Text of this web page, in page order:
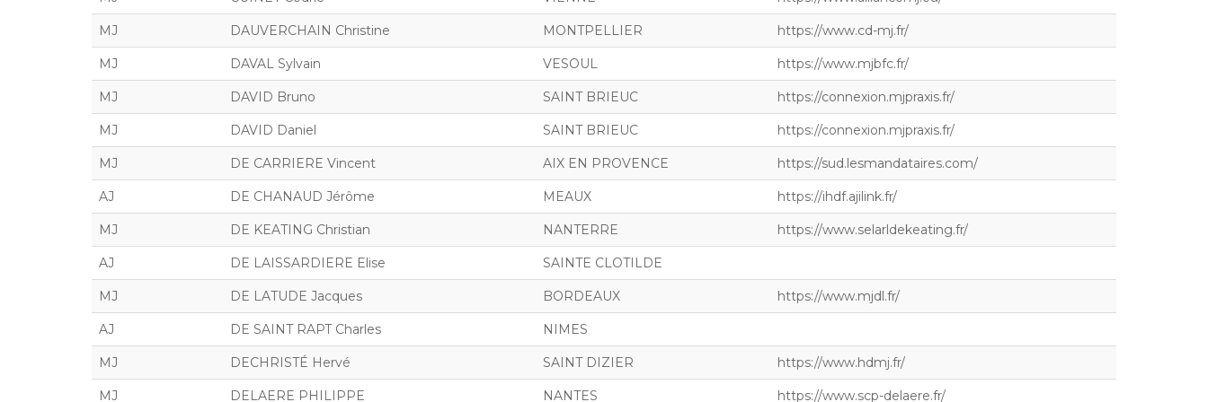
MJ DAUVERCHAIN Christine MONTPELLIER https://www.cd-mj.fr/
MJ DAVAL Sylvain VESOUL https://www.mjbfc.fr/
MJ DAVID Bruno SAINT BRIEUC https://connexion.mjpraxis.fr/
MJ DAVID Daniel SAINT BRIEUC https://connexion.mjpraxis.fr/
MJ DE CARRIERE Vincent AIX EN PROVENCE https://sud.lesmandataires.com/
AJ DE CHANAUD Jérôme MEAUX https://ihdf.ajilink.fr/
MJ DE KEATING Christian NANTERRE https://www.selarldekeating.fr/
AJ DE LAISSARDIERE Elise SAINTE CLOTILDE
MJ DE LATUDE Jacques BORDEAUX https://www.mjdl.fr/
AJ DE SAINT RAPT Charles NIMES
MJ DECHRISTÉ Hervé SAINT DIZIER https://www.hdmj.fr/
MJ DELAERE PHILIPPE NANTES https://www.scp-delaere.fr/